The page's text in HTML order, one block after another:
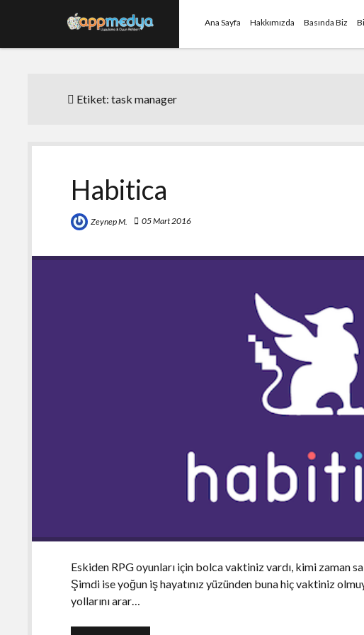
Ana Sayfa Hakkımızda Basında Biz
Etiket:task manager
Habitica
Zeynep M. 05 Mart 2016
Eskiden RPG oyunları için bolca vaktiniz vardı, kimi zaman
Şimdi ise yoğun iş hayatınız yüzünden buna hiç vaktiniz
yollarını arar…